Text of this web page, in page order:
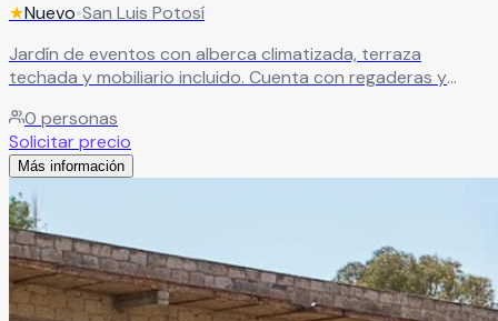
★Nuevo•San Luis Potosí
Jardín de eventos con alberca climatizada, terraza
techada y mobiliario incluido. Cuenta con regaderas y
comodidad, funcionalidad y un ambiente al aire libre con
servicios completos.
0 personas
Solicitar precio
Más información